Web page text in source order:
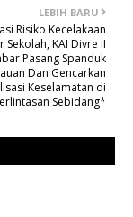
LEBIH BARU
Risiko Kecelakaan
Sekolah, KAI Divre II
Pasang Spanduk
Dan Gencarkan
Keselamatan di
Sebidang*